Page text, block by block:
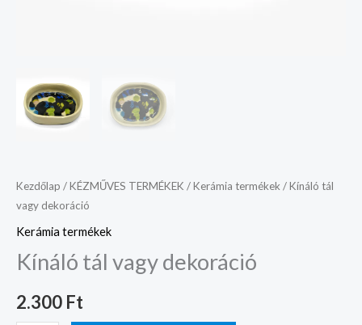
Kezdőlap /KÉZMŰVES TERMÉKEK /Kerámia termékek/ Kínáló tál
vagy dekoráció
Kerámia termékek
Kínáló tál vagy dekoráció
2.300 Ft